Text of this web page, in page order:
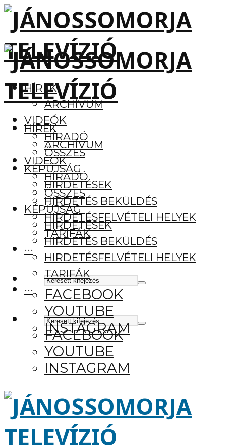
HÍREK
ARCHÍVUM
VIDEÓK
HÍRADÓ
ÖSSZES
KÉPÚJSÁG
HIRDETÉSEK
HIRDETÉS BEKÜLDÉS
HIRDETÉSFELVÉTELI HELYEK
TARIFÁK
···
FACEBOOK
YOUTUBE
INSTAGRAM
HÍREK
ARCHÍVUM
VIDEÓK
HÍRADÓ
ÖSSZES
KÉPÚJSÁG
HIRDETÉSEK
HIRDETÉS BEKÜLDÉS
HIRDETÉSFELVÉTELI HELYEK
TARIFÁK
···
FACEBOOK
YOUTUBE
INSTAGRAM